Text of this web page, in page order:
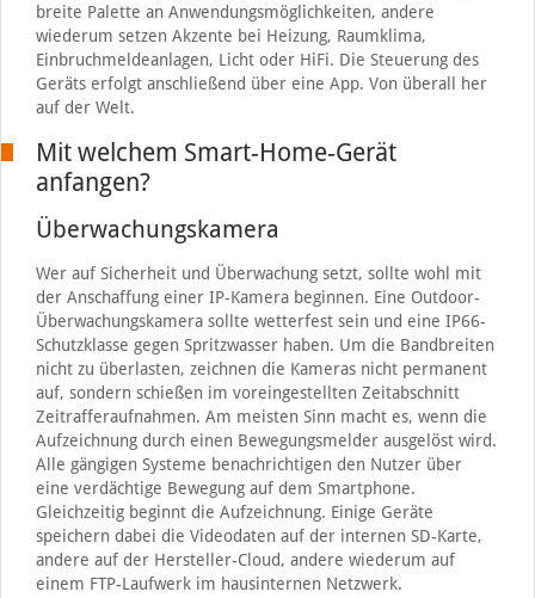
breite Palette an Anwendungsmöglichkeiten, andere
wiederum setzen Akzente bei Heizung, Raumklima,
Einbruchmeldeanlagen, Licht oder HiFi. Die Steuerung des
Geräts erfolgt anschließend über eine App. Von überall her
auf der Welt.
Mit welchem Smart-Home-Gerät
anfangen?
Überwachungskamera
Wer auf Sicherheit und Überwachung setzt, sollte wohl mit
der Anschaffung einer IP-Kamera beginnen. Eine Outdoor-
Überwachungskamera sollte wetterfest sein und eine IP66-
Schutzklasse gegen Spritzwasser haben. Um die Bandbreiten
nicht zu überlasten, zeichnen die Kameras nicht permanent
auf, sondern schießen im voreingestellten Zeitabschnitt
Zeitrafferaufnahmen. Am meisten Sinn macht es, wenn die
Aufzeichnung durch einen Bewegungsmelder ausgelöst wird.
Alle gängigen Systeme benachrichtigen den Nutzer über
eine verdächtige Bewegung auf dem Smartphone.
Gleichzeitig beginnt die Aufzeichnung. Einige Geräte
speichern dabei die Videodaten auf der internen SD-Karte,
andere auf der Hersteller-Cloud, andere wiederum auf
einem FTP-Laufwerk im hausinternen Netzwerk.